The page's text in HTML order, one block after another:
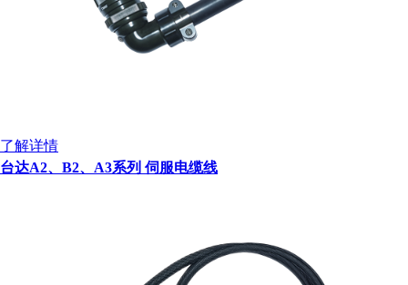
了解详情
台达A2、B2、A3系列 伺服电缆线